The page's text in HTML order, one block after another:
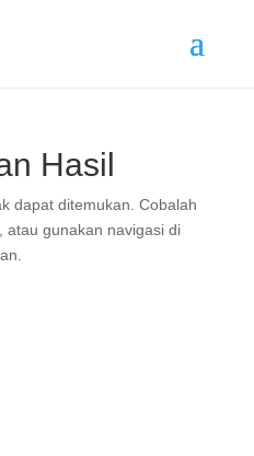
Hasil
dapat ditemukan. Cobalah
atau gunakan navigasi di